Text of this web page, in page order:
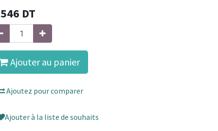
DT
Ajouter au panier
Ajoutez pour comparer
Ajouter à la liste de souhaits